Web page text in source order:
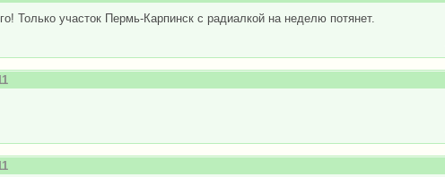
Только участок Пермь-Карпинск с радиалкой на неделю потянет.